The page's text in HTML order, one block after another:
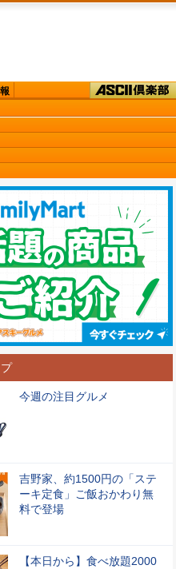
今週の注目グルメ
吉野家、約1500円の「ステ
ーキ定食」ご飯おかわり無
料で登場
【本日から】食べ放題2000